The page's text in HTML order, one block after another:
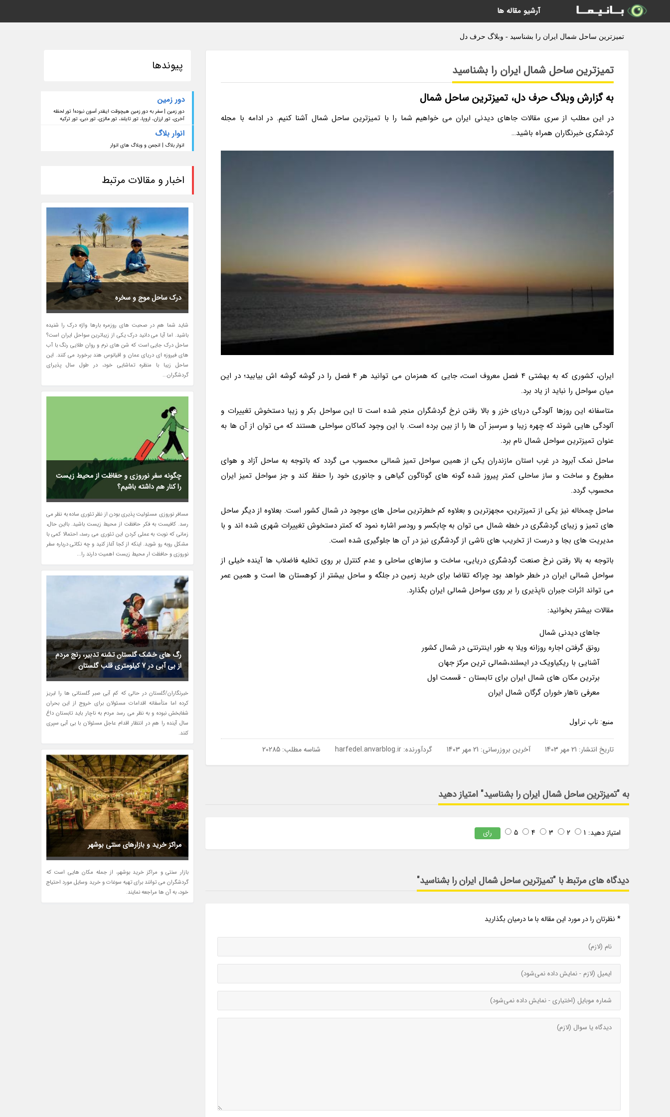
تمیزترین ساحل شمال ایران را بشناسید - وبلاگ حرف دل
تمیزترین ساحل شمال ایران را بشناسید
به گزارش وبلاگ حرف دل، تمیزترین ساحل شمال
در این مطلب از سری مقالات جاهای دیدنی ایران می خواهیم شما را با تمیزترین ساحل شمال آشنا کنیم. در ادامه با مجله
گردشگری خبرنگاران همراه باشید…
ایران، کشوری که به بهشتی 4 فصل معروف است، جایی که همزمان می توانید هر 4 فصل را در گوشه گوشه اش بیابید؛ در این
میان سواحل را نباید از یاد برد.
متاسفانه این روزها آلودگی دریای خزر و بالا رفتن نرخ گردشگران منجر شده است تا این سواحل بکر و زیبا دستخوش تغییرات و
آلودگی هایی شوند که چهره زیبا و سرسبز آن ها را از بین برده است. با این وجود کماکان سواحلی هستند که می توان از آن ها به
عنوان تمیزترین سواحل شمال نام برد.
ساحل نمک آبرود در غرب استان مازندران یکی از همین سواحل تمیز شمالی محسوب می گردد که باتوجه به ساحل آزاد و هوای
مطبوع و ساخت و ساز ساحلی کمتر پیروز شده گونه های گوناگون گیاهی و جانوری خود را حفظ کند و جز سواحل تمیز ایران
محسوب گردد.
ساحل چمخاله نیز یکی از تمیزترین، مجهزترین و بعلاوه کم خطرترین ساحل های موجود در شمال کشور است. بعلاوه از دیگر ساحل
های تمیز و زیبای گردشگری در خطه شمال می توان به چابکسر و رودسر اشاره نمود که کمتر دستخوش تغییرات شهری شده اند و با
مدیریت های بجا و درست از تخریب های ناشی از گردشگری نیز در آن ها جلوگیری شده است.
باتوجه به بالا رفتن نرخ صنعت گردشگری دریایی، ساخت و سازهای ساحلی و عدم کنترل بر روی تخلیه فاضلاب ها آینده خیلی از
سواحل شمالی ایران در خطر خواهد بود چراکه تقاضا برای خرید زمین در جلگه و ساحل بیشتر از کوهستان ها است و همین عمر
می تواند اثرات جبران ناپذیری را بر روی سواحل شمالی ایران بگذارد.
مقالات بیشتر بخوانید:
جاهای دیدنی شمال
رونق گرفتن اجاره روزانه ویلا به طور اینترنتی در شمال کشور
آشنایی با ریکیاویک در ایسلند،شمالی ترین مرکز جهان
برترین مکان های شمال ایران برای تابستان - قسمت اول
معرفی ناهار خوران گرگان شمال ایران
منبع: تاپ تراول
تاریخ انتشار: 21 مهر 1403 آخرین بروزرسانی: 21 مهر 1403 گردآورنده: harfedel.anvarblog.ir شناسه مطلب: 20285
به "تمیزترین ساحل شمال ایران را بشناسید" امتیاز دهید
امتیاز دهید: 1
2
3
4
5 رای
دیدگاه های مرتبط با "تمیزترین ساحل شمال ایران را بشناسید"
* نظرتان را در مورد این مقاله با ما درمیان بگذارید
پیوندها
دور زمین
دور زمین | سفر به دور زمین هیچوقت اینقدر آسون نبوده! تور لحظه
آخری، تور ارزان، اروپا، تور تایلند، تور مالزی، تور دبی، تور ترکیه
انوار بلاگ
انوار بلاگ | انجمن و وبلاگ های انوار
اخبار و مقالات مرتبط
درک ساحل موج و سخره
شاید شما هم در صحبت های روزمره بارها واژه درک را شنیده
باشید. اما آیا می دانید درک یکی از زیباترین سواحل ایران است؟
ساحل درک جایی است که شن های نرم و روان طلایی رنگ با آب
های فیروزه ای دریای عمان و اقیانوس هند برخورد می کنند. این
ساحل زیبا با منظره تماشایی خود، در طول سال پذیرای
گردشگران...
چگونه سفر نوروزی و حفاظت از محیط زیست
را کنار هم داشته باشیم؟
مسافر نوروزی مسئولیت پذیری بودن از نظر تئوری ساده به نظر می
رسد. کافیست به فکر حافظت از محیط زیست باشید. بااین حال،
زمانی که نوبت به عملی کردن این تئوری می رسد، احتمالا کمی با
مشکل روبه رو شوید. اینکه از کجا آغاز کنید و چه نکاتی درباره سفر
نوروزی و حافظت ار محیط زیست اهمیت دارند را...
رگ های خشک گلستان تشنه تدبیر، رنج مردم
از بی آبی در 7 کیلومتری قلب گلستان
خبرنگاران/گلستان در حالی که کم آبی صبر گلستانی ها را لبریز
کرده اما متأسفانه اقدامات مسئولان برای خروج از این بحران
شفابخش نبوده و به نظر می رسد مردم به ناچار باید تابستان داغ
سال آینده را هم در انتظار اقدام عاجل مسئولان با بی آبی سپری
کنند.
مراکز خرید و بازارهای سنتی بوشهر
بازار سنتی و مراکز خرید بوشهر، از جمله مکان هایی است که
گردشگران می توانند برای تهیه سوغات و خرید وسایل مورد احتیاج
خود، به آن ها مراجعه نمایند.
آرشیو مقاله ها